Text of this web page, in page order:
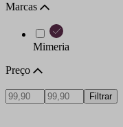
Marcas
Mimeria
Preço
Filtrar